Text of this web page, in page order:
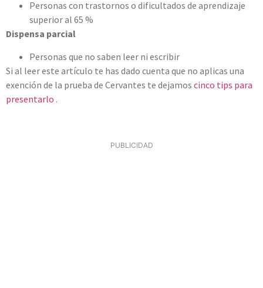
Personas con trastornos o dificultados de aprendizaje
superior al 65 %
Dispensa parcial
Personas que no saben leer ni escribir
Si al leer este artículo te has dado cuenta que no aplicas una
exención de la prueba de Cervantes te dejamos cinco tips para
presentarlo .
PUBLICIDAD